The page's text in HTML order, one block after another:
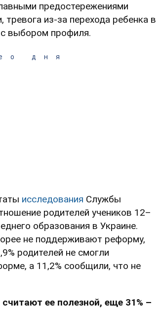
предостережениями
из-за перехода ребенка в
с выбором профиля.
дня
исследования Службы
родителей учеников 12–
образования в Украине.
не поддерживают реформу,
родителей не смогли
а 11,2% сообщили, что не
считают ее полезной, еще 31% –